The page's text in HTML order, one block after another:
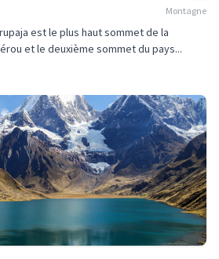
Montagne
est le plus haut sommet de la
et le deuxième sommet du pays...